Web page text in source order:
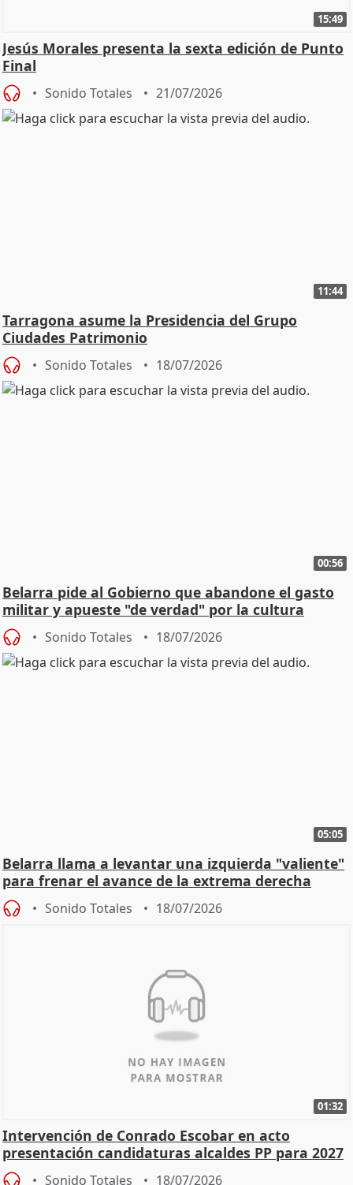
15:49
Jesús Morales presenta la sexta edición de Punto
Final
Sonido Totales 21/07/2026
11:44
Tarragona asume la Presidencia del Grupo
Ciudades Patrimonio
Sonido Totales 18/07/2026
00:56
Belarra pide al Gobierno que abandone el gasto
militar y apueste "de verdad" por la cultura
Sonido Totales 18/07/2026
05:05
Belarra llama a levantar una izquierda "valiente"
para frenar el avance de la extrema derecha
Sonido Totales 18/07/2026
01:32
Intervención de Conrado Escobar en acto
presentación candidaturas alcaldes PP para 2027
Sonido Totales 18/07/2026